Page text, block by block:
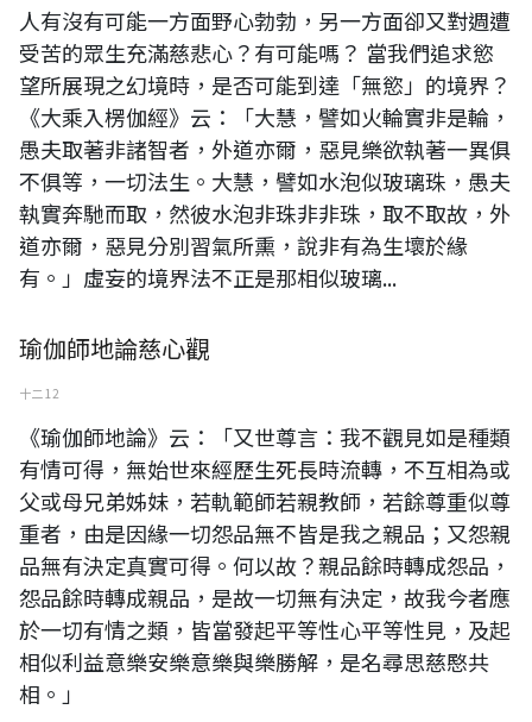
人有沒有可能一方面野心勃勃，另一方面卻又對週遭
受苦的眾生充滿慈悲心？有可能嗎？ 當我們追求慾
望所展現之幻境時，是否可能到達「無慾」的境界？
《大乘入楞伽經》云：「大慧，譬如火輪實非是輪，
愚夫取著非諸智者，外道亦爾，惡見樂欲執著一異俱
不俱等，一切法生。大慧，譬如水泡似玻璃珠，愚夫
執實奔馳而取，然彼水泡非珠非非珠，取不取故，外
道亦爾，惡見分別習氣所熏，說非有為生壞於緣
有。」虛妄的境界法不正是那相似玻璃...
瑜伽師地論慈心觀
十二 12
《瑜伽師地論》云：「又世尊言：我不觀見如是種類
有情可得，無始世來經歷生死長時流轉，不互相為或
父或母兄弟姊妹，若軌範師若親教師，若餘尊重似尊
重者，由是因緣一切怨品無不皆是我之親品；又怨親
品無有決定真實可得。何以故？親品餘時轉成怨品，
怨品餘時轉成親品，是故一切無有決定，故我今者應
於一切有情之類，皆當發起平等性心平等性見，及起
相似利益意樂安樂意樂與樂勝解，是名尋思慈愍共
相。」